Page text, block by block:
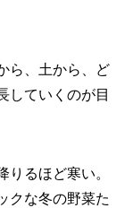
ら、土から、ど
していくのが目
るほど寒い。
クな冬の野菜た